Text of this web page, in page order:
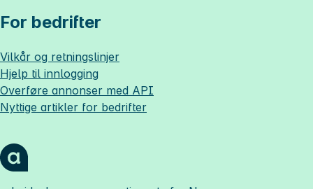
For bedrifter
Vilkår og retningslinjer
Hjelp til innlogging
Overføre annonser med API
Nyttige artikler for bedrifter